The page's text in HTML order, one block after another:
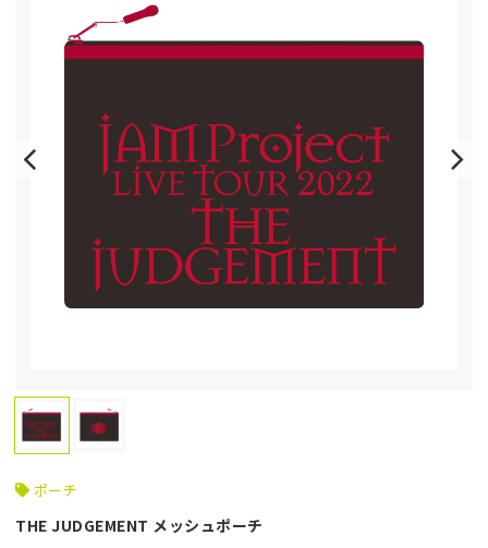
ポーチ
THE JUDGEMENT メッシュポーチ